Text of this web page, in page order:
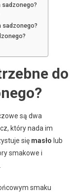
sadzonego?
sadzonego?
do
są dwa
który nada im
się masło lub
smakowe i
smaku